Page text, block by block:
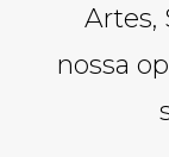
Artes,
nossa